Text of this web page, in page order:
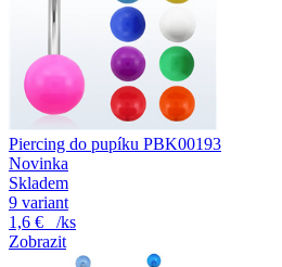
Piercing do pupíku PBK00193
Novinka
Skladem
9 variant
1,6 €
/ks
Zobrazit